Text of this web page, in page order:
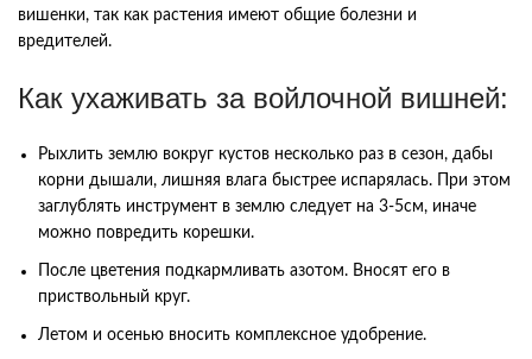
вишенки, так как растения имеют общие болезни и
вредителей.
Как ухаживать за войлочной вишней:
Рыхлить землю вокруг кустов несколько раз в сезон, дабы
корни дышали, лишняя влага быстрее испарялась. При этом
заглублять инструмент в землю следует на 3-5см, иначе
можно повредить корешки.
После цветения подкармливать азотом. Вносят его в
приствольный круг.
Летом и осенью вносить комплексное удобрение.